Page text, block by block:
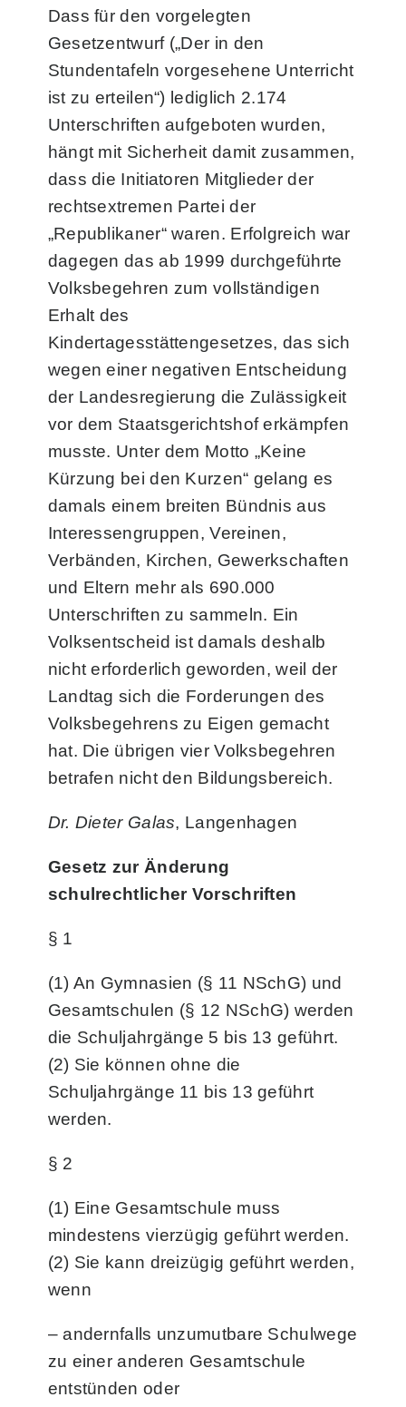
Dass für den vorgelegten
Gesetzentwurf („Der in den
Stundentafeln vorgesehene Unterricht
ist zu erteilen“) lediglich 2.174
Unterschriften aufgeboten wurden,
hängt mit Sicherheit damit zusammen,
dass die Initiatoren Mitglieder der
rechtsextremen Partei der
„Republikaner“ waren. Erfolgreich war
dagegen das ab 1999 durchgeführte
Volksbegehren zum vollständigen
Erhalt des
Kindertagesstättengesetzes, das sich
wegen einer negativen Entscheidung
der Landesregierung die Zulässigkeit
vor dem Staatsgerichtshof erkämpfen
musste. Unter dem Motto „Keine
Kürzung bei den Kurzen“ gelang es
damals einem breiten Bündnis aus
Interessengruppen, Vereinen,
Verbänden, Kirchen, Gewerkschaften
und Eltern mehr als 690.000
Unterschriften zu sammeln. Ein
Volksentscheid ist damals deshalb
nicht erforderlich geworden, weil der
Landtag sich die Forderungen des
Volksbegehrens zu Eigen gemacht
hat. Die übrigen vier Volksbegehren
betrafen nicht den Bildungsbereich.
Dr. Dieter Galas, Langenhagen
Gesetz zur Änderung
schulrechtlicher Vorschriften
§ 1
(1) An Gymnasien (§ 11 NSchG) und
Gesamtschulen (§ 12 NSchG) werden
die Schuljahrgänge 5 bis 13 geführt.
(2) Sie können ohne die
Schuljahrgänge 11 bis 13 geführt
werden.
§ 2
(1) Eine Gesamtschule muss
mindestens vierzügig geführt werden.
(2) Sie kann dreizügig geführt werden,
wenn
– andernfalls unzumutbare Schulwege
zu einer anderen Gesamtschule
entstünden oder